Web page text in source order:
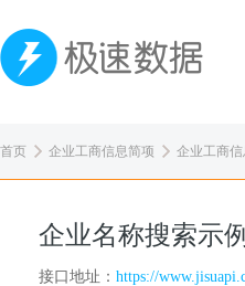
首页 企业工商信息简项 企业工商
企业名称搜索示
接口地址： https://